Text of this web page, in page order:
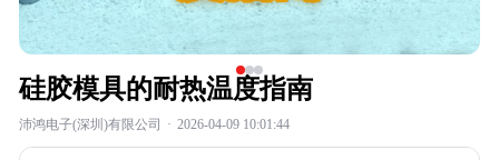
硅胶模具的耐热温度指南
沛鸿电子(深圳)有限公司 · 2026-04-09 10:01:44